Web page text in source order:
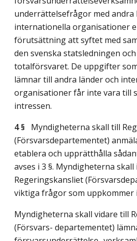
underrättelsefrågor med andra
internationella organisationer
förutsättning att syftet med
den svenska statsledningen
totalförsvaret. De uppgifter
lämnar till andra länder och
organisationer får inte vara till
intressen.
4 § Myndigheterna skall till
(Försvarsdepartementet)
etablera och upprätthålla
avses i 3 §. Myndigheterna
Regeringskansliet
viktiga frågor som uppkommer
Myndigheterna skall vidare till
(Försvars- departementet)